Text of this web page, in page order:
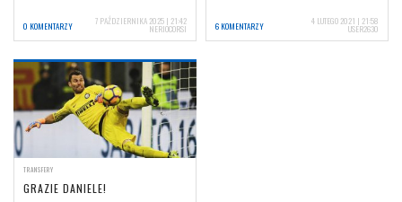
0 KOMENTARZY 7 PAŹDZIERNIKA 2025 | 21:42
NERIOCORSI 6 KOMENTARZY 4 LUTEGO 2021 | 21:58
USER2630
TRANSFERY
GRAZIE DANIELE!